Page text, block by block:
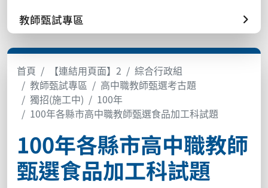
教師甄試專區
首頁 【連結用頁面】2
綜合行政組
教師甄試專區
高中職教師甄選考古題
獨招(施工中)
100年
100年各縣市高中職教師甄選食品加工科試題
100年各縣市高中職教師
甄選食品加工科試題